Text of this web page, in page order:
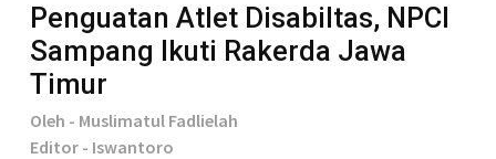
Penguatan Atlet Disabiltas, NPCI
Sampang Ikuti Rakerda Jawa
Timur
Oleh - Muslimatul Fadlielah
Editor - Iswantoro